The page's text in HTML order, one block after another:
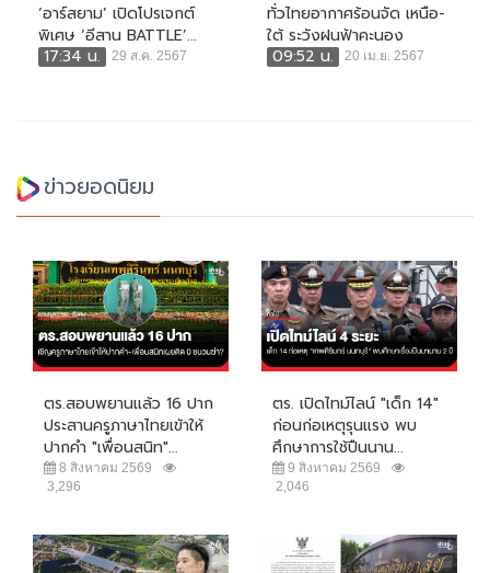
‘อาร์สยาม’ เปิดโปรเจกต์
พิเศษ ‘อีสาน BATTLE’...
17:34 น.
29 ส.ค. 2567
ทั่วไทยอากาศร้อนจัด เหนือ-
ใต้ ระวังฝนฟ้าคะนอง
09:52 น.
20 เม.ย. 2567
ข่าวยอดนิยม
ตร.สอบพยานแล้ว 16 ปาก
ประสานครูภาษาไทยเข้าให้
ปากคำ "เพื่อนสนิท"...
8 สิงหาคม 2569
3,296
ตร. เปิดไทม์ไลน์ "เด็ก 14"
ก่อนก่อเหตุรุนแรง พบ
ศึกษาการใช้ปืนนาน...
9 สิงหาคม 2569
2,046